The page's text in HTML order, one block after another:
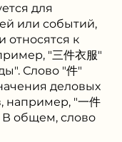
для
или событий,
относятся к
"三件衣服"
Слово "件"
деловых
например, "一件
В общем, слово